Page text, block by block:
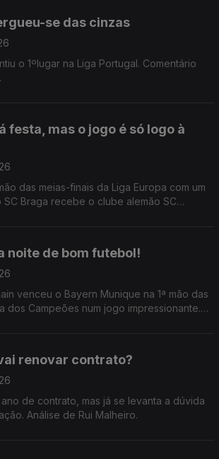
se das cinzas
o 1ºlugar na Liga Portugal. Comentário
festa, mas o jogo é só logo à
das meias-finais da Liga Europa com um
Braga recebe o clube alemão SC
noite de bom futebol!
venceu o Bayern Munique na 1ª mão das
dos Campeões num jogo impressionante.
renovar contrato?
ano de contrato, mas já se levanta a dúvida
Análise de Rui Malheiro.